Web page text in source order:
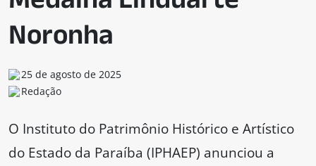
Noronha
25 de agosto de 2025
Redação
O Instituto do Patrimônio Histórico e Artístico
do Estado da Paraíba (IPHAEP) anunciou a